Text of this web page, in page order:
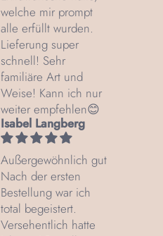
welche mir prompt
alle erfüllt wurden.
Lieferung super
schnell! Sehr
familiäre Art und
Weise! Kann ich nur
weiter empfehlen😊
Isabel Langberg
Außergewöhnlich gut
Nach der ersten
Bestellung war ich
total begeistert.
Versehentlich hatte